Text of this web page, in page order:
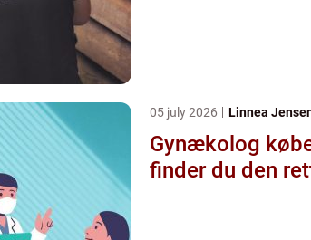
05 july 2026 Linnea
Gynækolog
finder du den